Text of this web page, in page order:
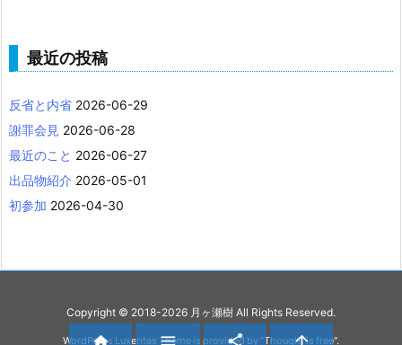
最近の投稿
反省と内省 2026-06-29
謝罪会見 2026-06-28
最近のこと 2026-06-27
出品物紹介 2026-05-01
初参加 2026-04-30
Copyright © 2018-2026 月ヶ瀬樹 All Rights Reserved.
WordPress Luxeritas Theme is provided by "Thought is free".
  